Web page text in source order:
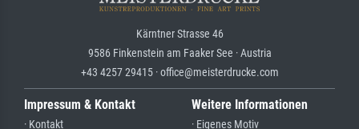
Kärntner Strasse 46
9586 Finkenstein am Faaker See · Austria
+43 4257 29415 · office@meisterdrucke.com
Impressum & Kontakt
· Kontakt
Weitere Informationen
· Eigenes Motiv